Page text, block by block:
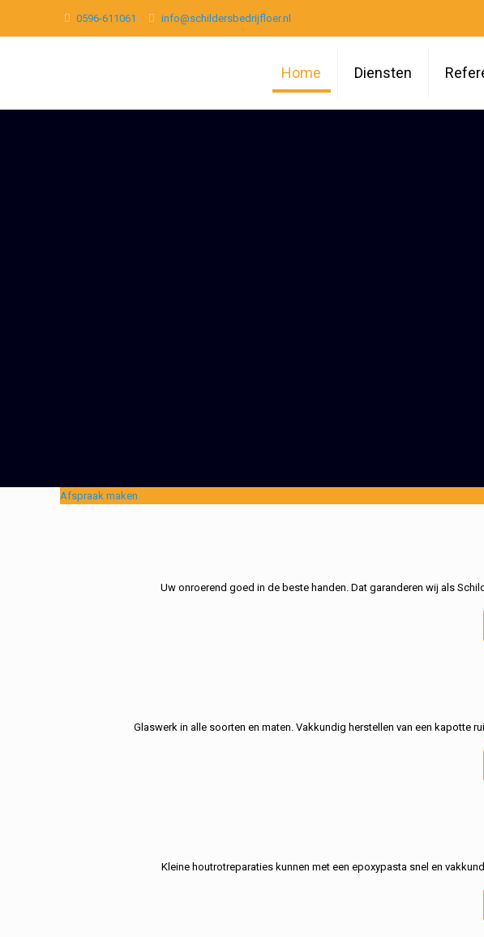
0596-611061 info@schildersbedrijfloer.nl
Home Diensten
Afspraak maken
Uw onroerend goed in de beste handen. Dat garanderen wij als
Glaswerk in alle soorten en maten. Vakkundig herstellen van een kapotte
Kleine houtrotreparaties kunnen met een epoxypasta snel en